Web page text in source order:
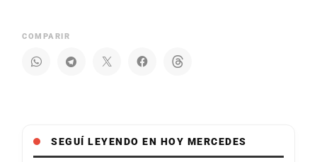
COMPARIR
SEGUÍ LEYENDO EN HOY MERCEDES